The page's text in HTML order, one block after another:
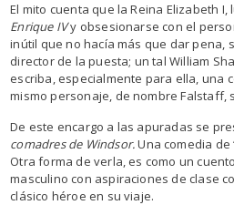
El mito cuenta que la Reina Elizabeth
Enrique IVy obsesionarse con el
inútil que no hacía más que dar pena,
director de la puesta; un tal William
escriba, especialmente para ella, una
mismo personaje, de nombre Falstaff,
De este encargo a las apuradas se
comadres de Windsor.Una comedia
Otra forma de verla, es como un
masculino con aspiraciones de clase
clásico héroe en su viaje.